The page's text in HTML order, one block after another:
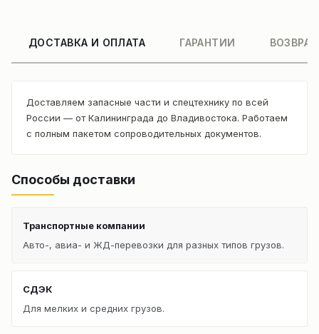
ДОСТАВКА И ОПЛАТА ГАРАНТИИ
Доставляем запасные части и спецтехнику по всей
России — от Калининграда до Владивостока. Работаем
с полным пакетом сопроводительных документов.
Способы доставки
Транспортные компании
Авто-, авиа- и ЖД-перевозки для разных типов грузов.
СДЭК
Для мелких и средних грузов.